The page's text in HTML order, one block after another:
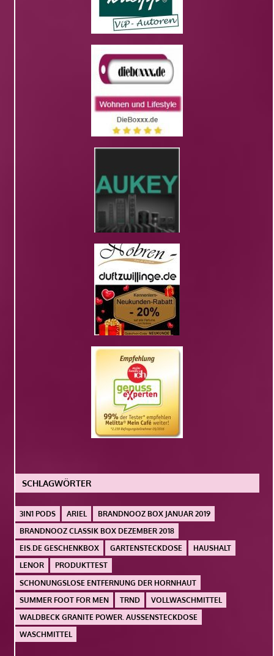
SCHLAGWÖRTER
3IN1 PODS ARIEL
BRANDNOOZ BOX JANUAR 2019
BRANDNOOZ CLASSIK BOX DEZEMBER 2018
EIS.DE GESCHENKBOX
GARTENSTECKDOSE
HAUSHALT
LENOR
PRODUKTTEST
SCHONUNGSLOSE ENTFERNUNG DER HORNHAUT
SUMMER FOOT FOR MEN
TRND
VOLLWASCHMITTEL
WALDBECK GRANITE POWER. AUSSENSTECKDOSE
WASCHMITTEL